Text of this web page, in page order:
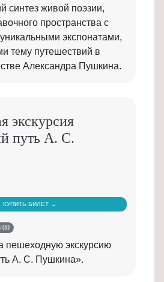
синтез живой поэзии,
пространства с
экспонатами,
тему путешествий в
Александра Пушкина.
экскурсия
путь А. С.
КУПИТЬ БИЛЕТ →
пешеходную экскурсию
А. С. Пушкина».